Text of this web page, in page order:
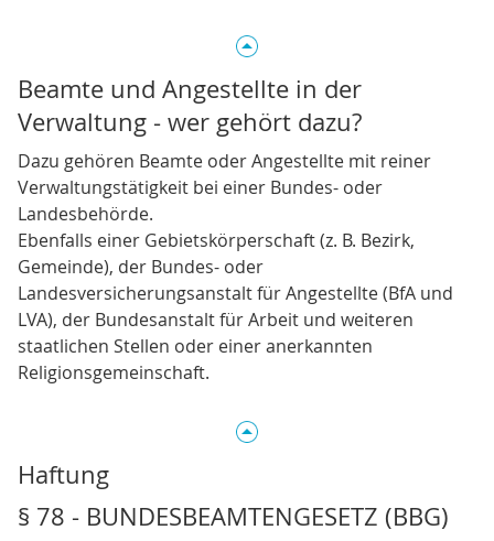
Beamte und Angestellte in der
Verwaltung - wer gehört dazu?
Dazu gehören Beamte oder Angestellte mit reiner
Verwaltungstätigkeit bei einer Bundes- oder
Landesbehörde.
Ebenfalls einer Gebietskörperschaft (z. B. Bezirk,
Gemeinde), der Bundes- oder
Landesversicherungsanstalt für Angestellte (BfA und
LVA), der Bundesanstalt für Arbeit und weiteren
staatlichen Stellen oder einer anerkannten
Religionsgemeinschaft.
Haftung
§ 78 - BUNDESBEAMTENGESETZ (BBG)